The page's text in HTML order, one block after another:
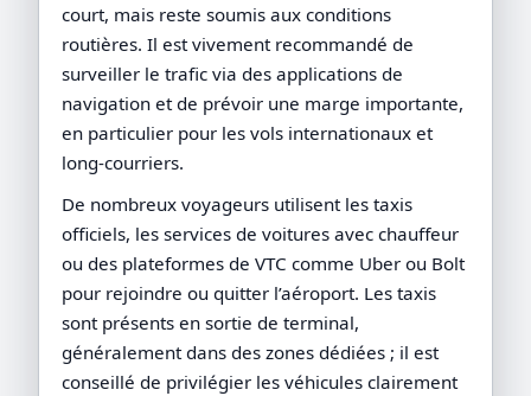
court, mais reste soumis aux conditions
routières. Il est vivement recommandé de
surveiller le trafic via des applications de
navigation et de prévoir une marge importante,
en particulier pour les vols internationaux et
long-courriers.
De nombreux voyageurs utilisent les taxis
officiels, les services de voitures avec chauffeur
ou des plateformes de VTC comme Uber ou Bolt
pour rejoindre ou quitter l’aéroport. Les taxis
sont présents en sortie de terminal,
généralement dans des zones dédiées ; il est
conseillé de privilégier les véhicules clairement